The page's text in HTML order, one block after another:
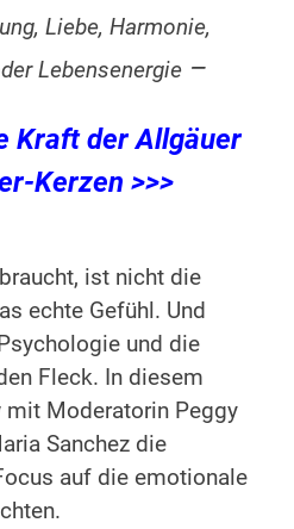
Liebe, Harmonie,
Lebensenergie –
Kraft der Allgäuer
Kerzen >>>
ist nicht die
echte Gefühl. Und
und die
Fleck. In diesem
Moderatorin Peggy
Sanchez die
auf die emotionale